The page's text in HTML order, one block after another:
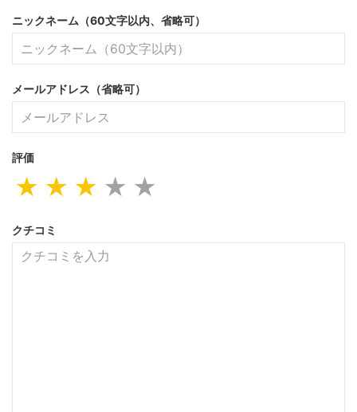
ニックネーム（60文字以内、省略可）
メールアドレス（省略可）
評価
★
★
★
★
★
クチコミ